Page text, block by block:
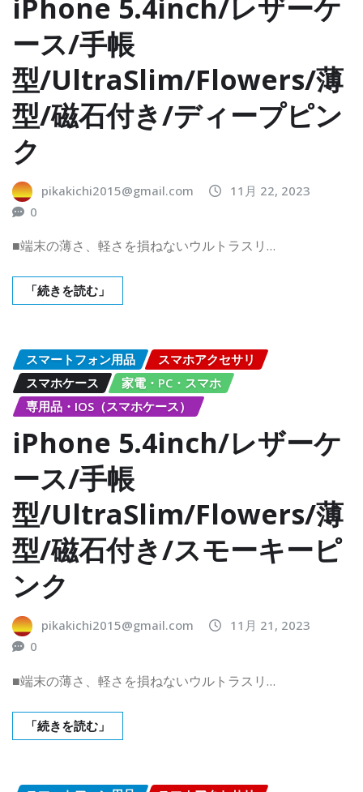
iPhone 5.4inch/レザーケ
ース/手帳
型/UltraSlim/Flowers/薄
型/磁石付き/ディープピン
ク
pikakichi2015@gmail.com
11月 22, 2023
0
■端末の薄さ、軽さを損ねないウルトラスリ…
「続きを読む」
スマートフォン用品
スマホアクセサリ
スマホケース
家電・PC・スマホ
専用品・IOS（スマホケース）
iPhone 5.4inch/レザーケ
ース/手帳
型/UltraSlim/Flowers/薄
型/磁石付き/スモーキーピ
ンク
pikakichi2015@gmail.com
11月 21, 2023
0
■端末の薄さ、軽さを損ねないウルトラスリ…
「続きを読む」